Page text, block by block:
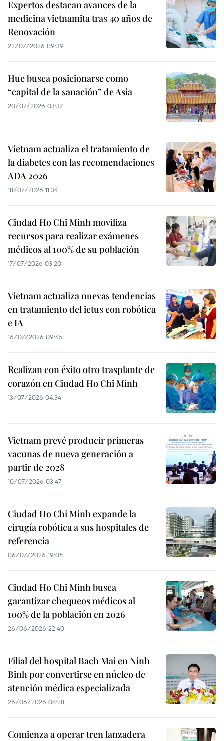
Expertos destacan avances de la
medicina vietnamita tras 40 años de
Renovación
22/07/2026 09:39
Hue busca posicionarse como
“capital de la sanación” de Asia
20/07/2026 03:37
Vietnam actualiza el tratamiento de
la diabetes con las recomendaciones
ADA 2026
18/07/2026 11:34
Ciudad Ho Chi Minh moviliza
recursos para realizar exámenes
médicos al 100% de su población
17/07/2026 03:20
Vietnam actualiza nuevas tendencias
en tratamiento del ictus con robótica
e IA
16/07/2026 09:45
Realizan con éxito otro trasplante de
corazón en Ciudad Ho Chi Minh
13/07/2026 04:34
Vietnam prevé producir primeras
vacunas de nueva generación a
partir de 2028
10/07/2026 03:47
Ciudad Ho Chi Minh expande la
cirugía robótica a sus hospitales de
referencia
06/07/2026 19:05
Ciudad Ho Chi Minh busca
garantizar chequeos médicos al
100% de la población en 2026
26/06/2026 22:40
Filial del hospital Bach Mai en Ninh
Binh por convertirse en núcleo de
atención médica especializada
26/06/2026 08:28
Comienza a operar tren lanzadera